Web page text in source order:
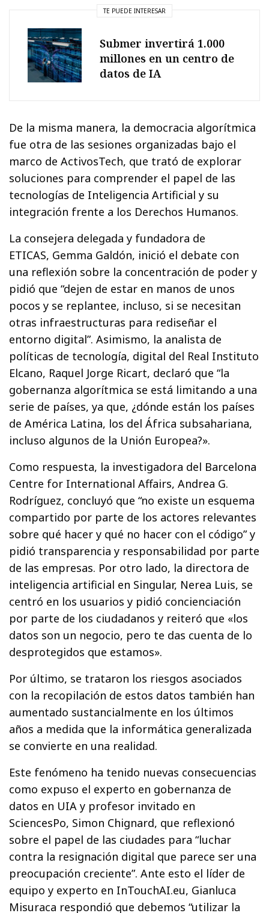
TE PUEDE INTERESAR
Submer invertirá 1.000
millones en un centro de
datos de IA
De la misma manera, la democracia algorítmica
fue otra de las sesiones organizadas bajo el
marco de ActivosTech, que trató de explorar
soluciones para comprender el papel de las
tecnologías de Inteligencia Artificial y su
integración frente a los Derechos Humanos.
La consejera delegada y fundadora de
ETICAS, Gemma Galdón, inició el debate con
una reflexión sobre la concentración de poder y
pidió que “dejen de estar en manos de unos
pocos y se replantee, incluso, si se necesitan
otras infraestructuras para rediseñar el
entorno digital”. Asimismo, la analista de
políticas de tecnología, digital del Real Instituto
Elcano, Raquel Jorge Ricart, declaró que “la
gobernanza algorítmica se está limitando a una
serie de países, ya que, ¿dónde están los países
de América Latina, los del África subsahariana,
incluso algunos de la Unión Europea?».
Como respuesta, la investigadora del Barcelona
Centre for International Affairs, Andrea G.
Rodríguez, concluyó que “no existe un esquema
compartido por parte de los actores relevantes
sobre qué hacer y qué no hacer con el código” y
pidió transparencia y responsabilidad por parte
de las empresas. Por otro lado, la directora de
inteligencia artificial en Singular, Nerea Luis, se
centró en los usuarios y pidió concienciación
por parte de los ciudadanos y reiteró que «los
datos son un negocio, pero te das cuenta de lo
desprotegidos que estamos».
Por último, se trataron los riesgos asociados
con la recopilación de estos datos también han
aumentado sustancialmente en los últimos
años a medida que la informática generalizada
se convierte en una realidad.
Este fenómeno ha tenido nuevas consecuencias
como expuso el experto en gobernanza de
datos en UIA y profesor invitado en
SciencesPo, Simon Chignard, que reflexionó
sobre el papel de las ciudades para “luchar
contra la resignación digital que parece ser una
preocupación creciente”. Ante esto el líder de
equipo y experto en InTouchAI.eu, Gianluca
Misuraca respondió que debemos “utilizar la